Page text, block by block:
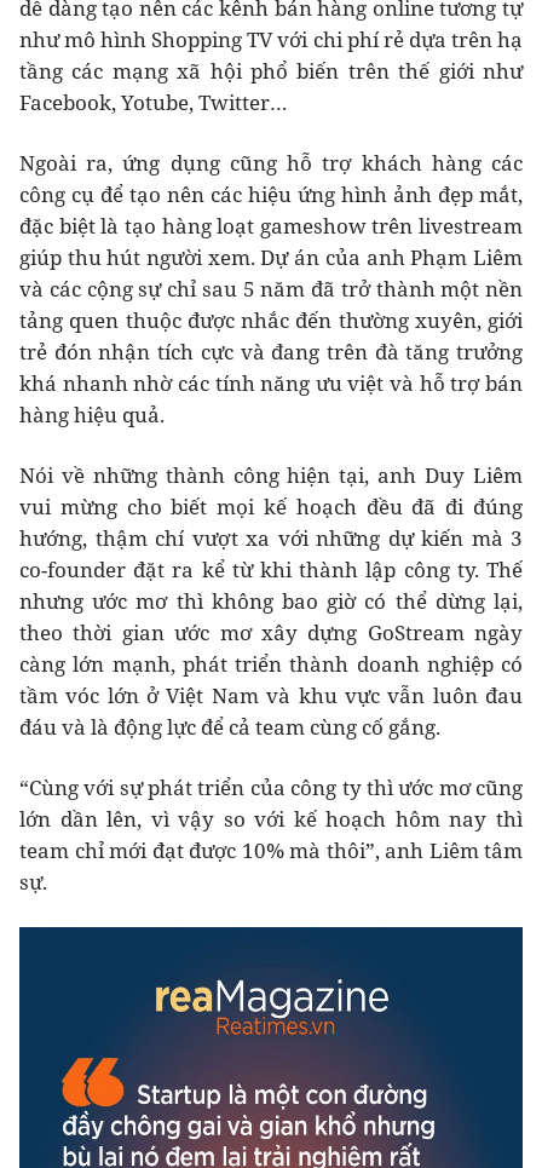
dễ dàng tạo nên các kênh bán hàng online tương tự
như mô hình Shopping TV với chi phí rẻ dựa trên hạ
tầng các mạng xã hội phổ biến trên thế giới như
Facebook, Yotube, Twitter…
Ngoài ra, ứng dụng cũng hỗ trợ khách hàng các
công cụ để tạo nên các hiệu ứng hình ảnh đẹp mắt,
đặc biệt là tạo hàng loạt gameshow trên livestream
giúp thu hút người xem. Dự án của anh Phạm Liêm
và các cộng sự chỉ sau 5 năm đã trở thành một nền
tảng quen thuộc được nhắc đến thường xuyên, giới
trẻ đón nhận tích cực và đang trên đà tăng trưởng
khá nhanh nhờ các tính năng ưu việt và hỗ trợ bán
hàng hiệu quả.
Nói về những thành công hiện tại, anh Duy Liêm
vui mừng cho biết mọi kế hoạch đều đã đi đúng
hướng, thậm chí vượt xa với những dự kiến mà 3
co-founder đặt ra kể từ khi thành lập công ty. Thế
nhưng ước mơ thì không bao giờ có thể dừng lại,
theo thời gian ước mơ xây dựng GoStream ngày
càng lớn mạnh, phát triển thành doanh nghiệp có
tầm vóc lớn ở Việt Nam và khu vực vẫn luôn đau
đáu và là động lực để cả team cùng cố gắng.
“Cùng với sự phát triển của công ty thì ước mơ cũng
lớn dần lên, vì vậy so với kế hoạch hôm nay thì
team chỉ mới đạt được 10% mà thôi”, anh Liêm tâm
sự.